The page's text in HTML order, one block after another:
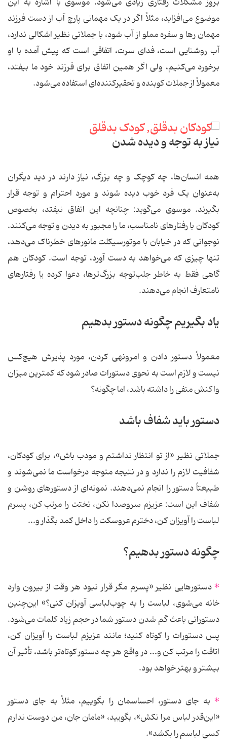
موضوع می‌افزاید، مثلاً اگر در یک مهمانی پارچ آب از دست فرزند
مهمان رها و سفره مملو از آب شود، با جملاتی نظیر اشکالی ندارد،
آب روشنایی است، فدای سرت، اتفاقی است که پیش آمده با او
برخورد می‌کنیم، ولی اگر همین اتفاق برای فرزند خود ما بیفتد،
معمولاً از جملات کوبنده و تحقیرکننده‌ای استفاده می‌شود.
نیاز به توجه و دیده شدن
همه انسان‌ها، چه کوچک و چه بزرگ، نیاز دارند در دید دیگران
به‌عنوان یک فرد خوب دیده شوند و مورد احترام و توجه قرار
بگیرند. موسوی می‌گوید: چنانچه این اتفاق نیفتد، بخصوص
کودکان با رفتارهای نامناسب، ما را مجبور به دیدن و توجه می‌کنند.
نوجوانی که در خیابان با موتورسیکلت مانورهای خطرناک می‌دهد،
تنها چیزی که می‌خواهد به دست آورد، توجه است. کودکان هم
گاهی فقط به خاطر جلب‌توجه بزرگ‌ترها، دعوا کرده یا رفتارهای
نامتعارف انجام می‌دهند.
یاد بگیریم چگونه دستور بدهیم
معمولاً دستور دادن و امرونهی کردن، مورد پذیرش هیچ‌کس
نیست و لازم است به نحوی دستورات صادر شود که کمترین میزان
واکنش منفی را داشته باشد، اما چگونه؟
دستور باید شفاف باشد
جملاتی نظیر «از تو انتظار نداشتم و مودب باش»، برای کودکان،
شفافیت لازم را ندارد و در نتیجه متوجه درخواست ما نمی‌شوند و
طبیعتاً دستور را انجام نمی‌دهند. نمونه‌ای از دستورهای روشن و
شفاف این است: عزیزم سروصدا نکن، تختت را مرتب کن، پسرم
لباست را آویزان کن، دخترم عروسکت را داخل کمد بگذار و...
چگونه دستور بدهیم؟
*دستورهایی نظیر «پسرم مگر قرار نبود هر وقت از بیرون وارد
خانه می‌شوی، لباست را به چوب‌لباسی آویزان کنی؟» این‌چنین
دستوراتی باعث گم شدن دستور شما در حجم زیاد کلمات می‌شود.
پس دستورات را کوتاه کنید؛ مانند عزیزم لباست را آویزان کن،
اتاقت را مرتب کن و... در واقع هر چه دستور کوتاه‌تر باشد، تأثیر آن
بیشتر و بهتر خواهد بود.
* به جای دستور، احساسمان را بگوییم، مثلاً به جای دستور
«این‌قدر لباس مرا نکش»، بگویید، «مامان جان، من دوست ندارم
کسی لباسم را بکشد».